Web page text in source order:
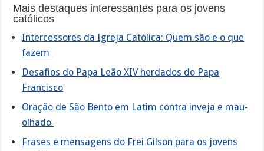
Mais destaques interessantes para os jovens
católicos
Intercessores da Igreja Católica: Quem são e o que
fazem
Desafios do Papa Leão XIV herdados do Papa
Francisco
Oração de São Bento em Latim contra inveja e mau-
olhado
Frases e mensagens do Frei Gilson para os jovens